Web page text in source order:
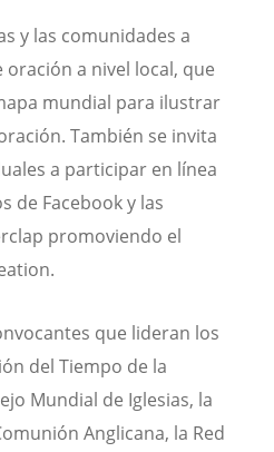
y las comunidades a
a nivel local, que
mundial para ilustrar
También se invita
a participar en línea
de Facebook y las
promoviendo el
que lideran los
del Tiempo de la
Mundial de Iglesias, la
Anglicana, la Red